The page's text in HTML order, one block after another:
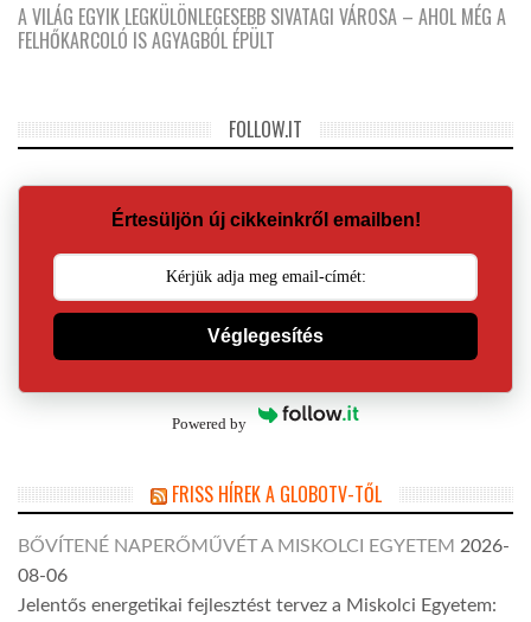
A VILÁG EGYIK LEGKÜLÖNLEGESEBB SIVATAGI VÁROSA – AHOL MÉG A
FELHŐKARCOLÓ IS AGYAGBÓL ÉPÜLT
FOLLOW.IT
Értesüljön új cikkeinkről emailben!
Véglegesítés
Powered by
FRISS HÍREK A GLOBOTV-TŐL
BŐVÍTENÉ NAPERŐMŰVÉT A MISKOLCI EGYETEM 2026-
08-06
Jelentős energetikai fejlesztést tervez a Miskolci Egyetem: